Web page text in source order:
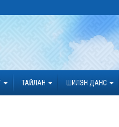
ТАЙЛАН ШИЛЭН ДАНС